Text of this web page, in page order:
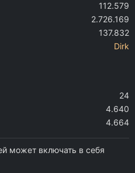
112.579
2.726.169
137.832
Dirk
24
4.640
4.664
может включать в себя